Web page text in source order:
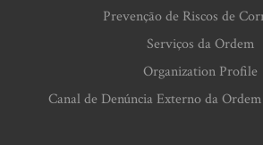
Prevenção de Riscos de
Serviços da Ordem
Organization Profile
Canal de Denúncia Externo da